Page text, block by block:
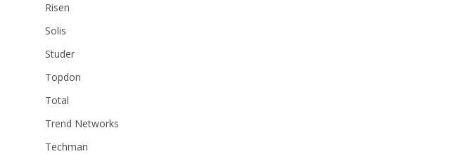
Risen
Solis
Studer
Topdon
Total
Trend Networks
Techman